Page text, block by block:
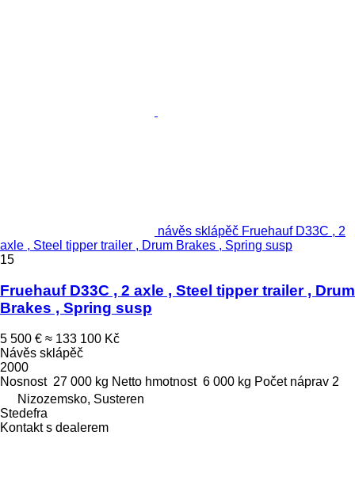
návěs sklápěč Fruehauf D33C , 2
axle , Steel tipper trailer , Drum Brakes , Spring susp
15
Fruehauf D33C , 2 axle , Steel tipper trailer , Drum
Brakes , Spring susp
5 500 € ≈ 133 100 Kč
Návěs sklápěč
2000
Nosnost 27 000 kg Netto hmotnost 6 000 kg Počet náprav 2
Nizozemsko, Susteren
Stedefra
Kontakt s dealerem